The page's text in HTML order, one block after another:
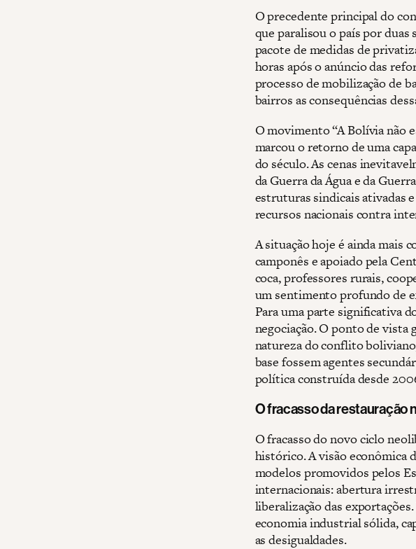
O precedente principal do
que paralisou o país por
pacote de medidas de
horas após o anúncio das
processo de mobilização de
bairros as consequências
O movimento “A Bolívia não
marcou o retorno de uma
do século. As cenas
da Guerra da Água e da
estruturas sindicais ativadas
recursos nacionais contra
A situação hoje é ainda mais
camponês e apoiado pela
coca, professores rurais,
um sentimento profundo de
Para uma parte significativa
negociação. O ponto de vista
natureza do conflito
base fossem agentes
política construída desde
O fracasso da restauração
O fracasso do novo ciclo
histórico. A visão econômica
modelos promovidos pelos
internacionais: abertura
liberalização das
economia industrial sólida,
as desigualdades.